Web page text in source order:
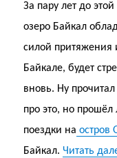
За пару лет до
озеро Байкал
силой притяжения
Байкале, будет
вновь. Ну
про это, но
поездки на остров
Байкал.Читать